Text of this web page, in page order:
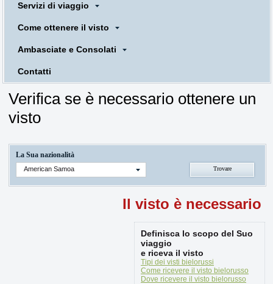
Servizi di viaggio
Come ottenere il visto
Ambasciate e Consolati
Contatti
Verifica se è necessario ottenere un
visto
La Sua nazionalità
American Samoa
Il visto è necessario
Definisca lo scopo del Suo
viaggio
e riceva il visto
Tipi dei visti bielorussi
Come ricevere il visto bielorusso
Dove ricevere il visto bielorusso